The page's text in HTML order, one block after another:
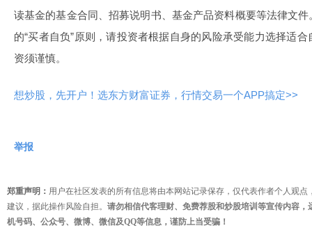
读基金的基金合同、招募说明书、基金产品资料概要等法律文
的“买者自负”原则，请投资者根据自身的风险承受能力选择适
资须谨慎。
想炒股，先开户！选东方财富证券，行情交易一个APP搞定>>
举报
郑重声明： 用户在社区发表的所有信息将由本网站记录保存，仅代表作者个人观
建议，据此操作风险自担。 请勿相信代客理财、免费荐股和炒股培训等宣传内容
机号码、公众号、微博、微信及QQ等信息，谨防上当受骗！